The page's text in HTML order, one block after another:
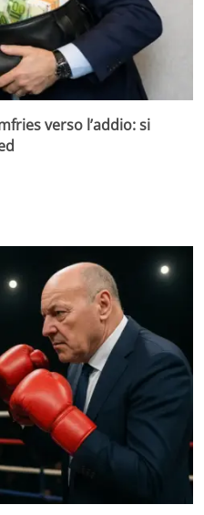
verso l’addio: si